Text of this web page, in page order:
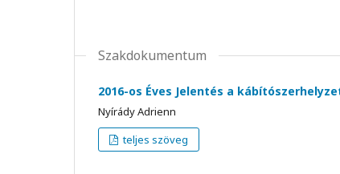
Szakdokumentum
2016-os Éves Jelentés a
Nyírády Adrienn
teljes szöveg